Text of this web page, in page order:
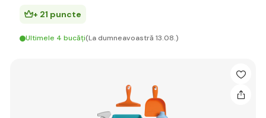
+ 21 puncte
Ultimele 4 bucăți(La dumneavoastră 13.08.)